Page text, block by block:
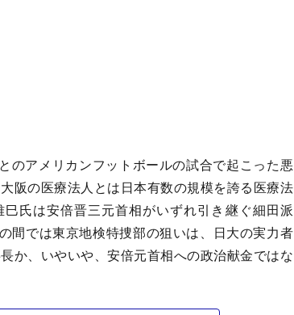
アメリカンフットボールの試合で起こった悪
阪の医療法人とは日本有数の規模を誇る医療法
氏は安倍晋三元首相がいずれ引き継ぐ細田派
間では東京地検特捜部の狙いは、日大の実力者
か、いやいや、安倍元首相への政治献金ではな